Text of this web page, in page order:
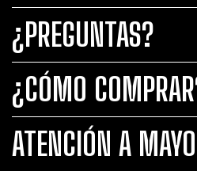
¿PREGUNTAS?
¿CÓMO
ATENCIÓN A